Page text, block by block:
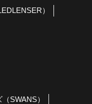
）
SWANS）